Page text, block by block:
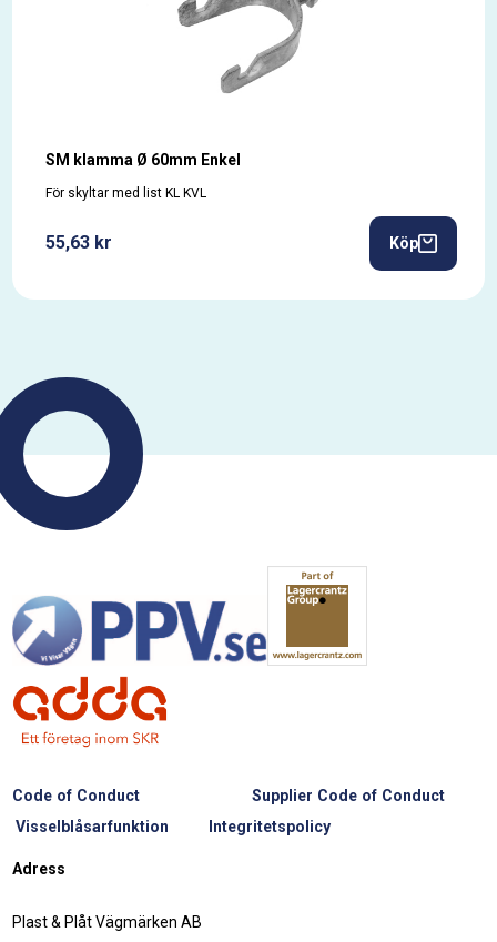
SM klamma Ø 60mm Enkel
För skyltar med list KL KVL
55,63 kr Köp
Code of Conduct
Supplier Code of Conduct
Visselblåsarfunktion
Integritetspolicy
Adress
Plast & Plåt Vägmärken AB